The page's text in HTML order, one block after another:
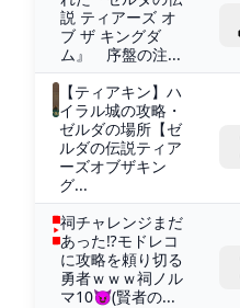
説 ティアーズ オ
ブ ザ キングダ
ム』 序盤の注...
【ティアキン】ハ
イラル城の攻略・
ゼルダの場所【ゼ
ルダの伝説ティア
ーズオブザキン
グ...
祠チャレンジまだ
あった⁉モドレコ
に攻略を頼り切る
勇者ｗｗｗ祠ノル
マ10😈(賢者の...